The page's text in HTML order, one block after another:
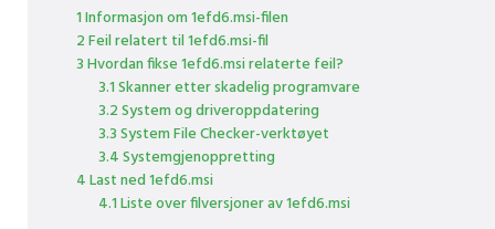
1 Informasjon om 1efd6.msi-filen
2 Feil relatert til 1efd6.msi-fil
3 Hvordan fikse 1efd6.msi relaterte feil?
3.1 Skanner etter skadelig programvare
3.2 System og driveroppdatering
3.3 System File Checker-verktøyet
3.4 Systemgjenoppretting
4 Last ned 1efd6.msi
4.1 Liste over filversjoner av 1efd6.msi